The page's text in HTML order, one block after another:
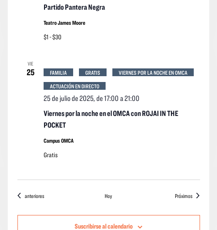
Partido Pantera Negra
Teatro James Moore
$1 - $30
VIE
25
Viernes por la noche en el OMCA con ROJAI IN THE
POCKET
25 de julio de 2025, de 17:00 a21:00
FAMILIA GRATIS
VIERNES POR LA NOCHE EN OMCA
ACTUACIÓN EN DIRECTO
Campus OMCA
Gratis
Eventos
anteriores Hoy Próximoseventos
Suscribirse al calendario